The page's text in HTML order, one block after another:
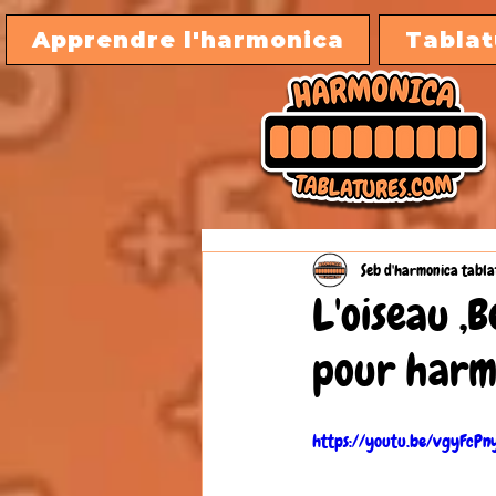
Apprendre l'harmonica
L'oiseau
pour
Seb d'harmonica
https://youtu.be/